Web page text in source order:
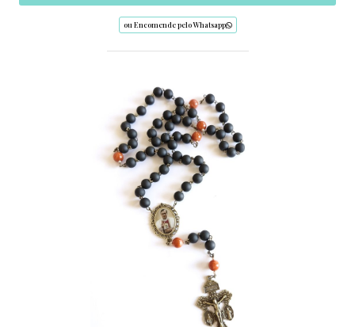
ou Encomende pelo Whatsapp